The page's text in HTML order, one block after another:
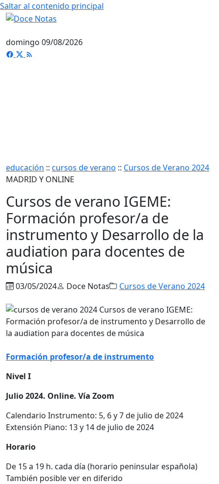
Saltar al contenido principal
domingo 09/08/2026
educación :: cursos de verano :: Cursos de Verano 2024
MADRID Y ONLINE
Cursos de verano IGEME:
Formación profesor/a de
instrumento y Desarrollo de la
audiation para docentes de
música
03/05/2024 Doce Notas Cursos de Verano 2024
Formación profesor/a de instrumento
Nivel I
Julio 2024. Online. Vía Zoom
Calendario Instrumento: 5, 6 y 7 de julio de 2024
Extensión Piano: 13 y 14 de julio de 2024
Horario
De 15 a 19 h. cada día (horario peninsular española)
También posible ver en diferido